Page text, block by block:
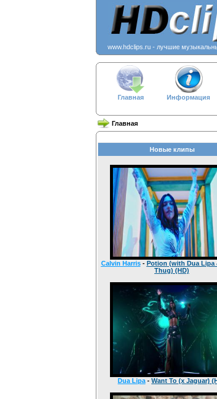
www.hdclips.ru - лучшие
Главная Информация
Главная
Новые клипы
Calvin Harris- Potion (with Dua Lipa
Thug) (HD)
Dua Lipa - Want To (x Jaguar)